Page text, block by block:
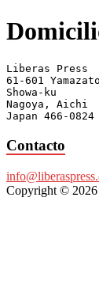
Liberas Press
61-601
Showa-ku
Nagoya, Aichi
Japan 466-0824
Contacto
Copyright © 2026